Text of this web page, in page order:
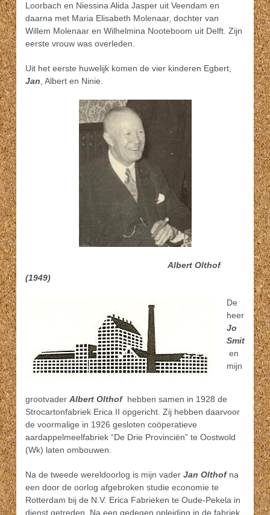
Loorbach en Niessina Alida Jasper uit Veendam en
daarna met Maria Elisabeth Molenaar, dochter van
Willem Molenaar en Wilhelmina Nooteboom uit Delft. Zijn
eerste vrouw was overleden.
Uit het eerste huwelijk komen de vier kinderen Egbert,
Jan , Albert en Ninie.
Albert Olthof
(1949)
De
heer
Jo
Smit
en
mijn
grootvader Albert Olthof hebben samen in 1928 de
Strocartonfabriek Erica II opgericht. Zij hebben daarvoor
de voormalige in 1926 gesloten coöperatieve
aardappelmeelfabriek “De Drie Provinciën” te Oostwold
(Wk) laten ombouwen.
Na de tweede wereldoorlog is mijn vader Jan Olthofna
een door de oorlog afgebroken studie economie te
Rotterdam bij de N.V. Erica Fabrieken te Oude-Pekela in
dienst getreden. Na een gedegen opleiding in de fabriek